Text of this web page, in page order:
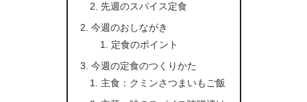
先週のスパイス定食
今週のおしながき
定食のポイント
今週の定食のつくりかた
主食：クミンさつまいもご飯